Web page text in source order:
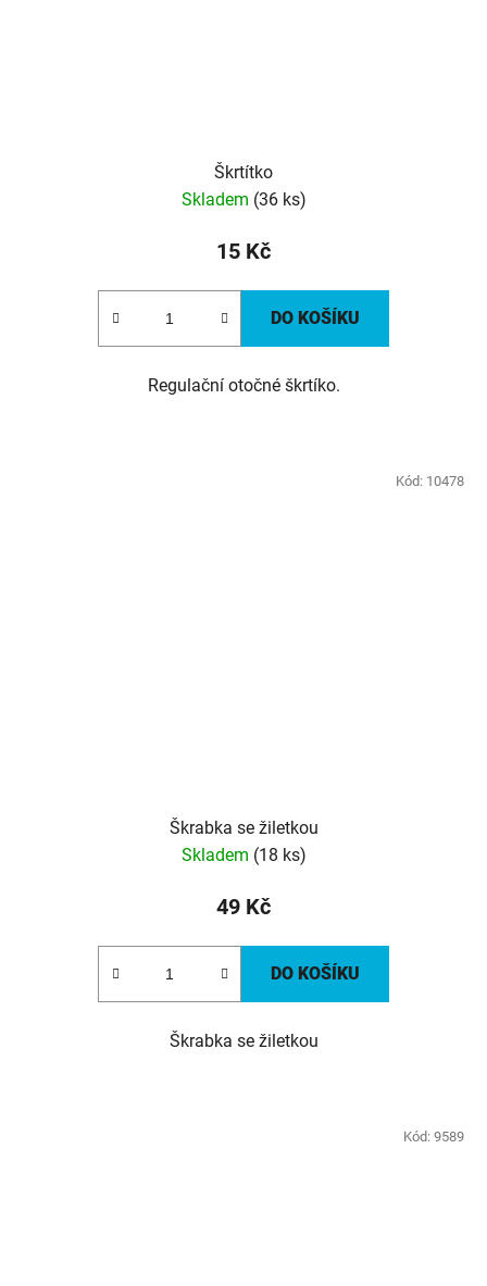
Škrtítko
Skladem (36 ks)
15 Kč
DO KOŠÍKU
Regulační otočné škrtíko.
Škrabka se žiletkou
Skladem (18 ks)
49 Kč
DO KOŠÍKU
Škrabka se žiletkou
Kód: 10478
Kód: 9589